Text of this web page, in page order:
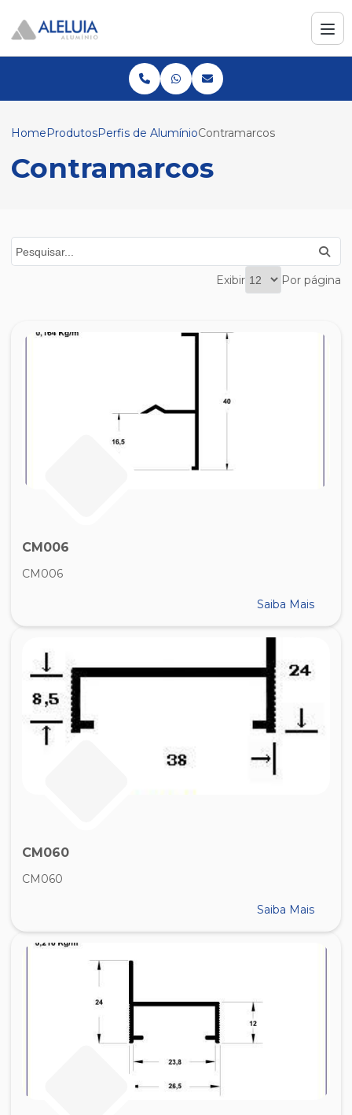
HomeProdutosPerfis de AlumínioContramarcos
Contramarcos
Exibir Por página
CM006
CM006
Saiba Mais
CM060
CM060
Saiba Mais